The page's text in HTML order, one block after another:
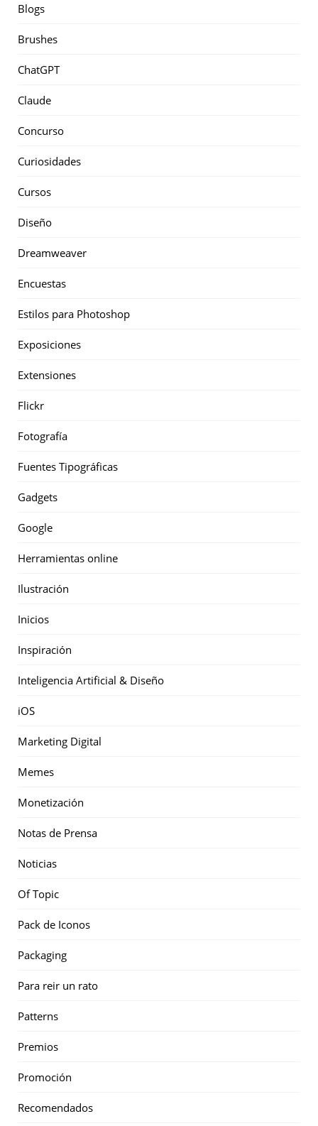
Blogs
Brushes
ChatGPT
Claude
Concurso
Curiosidades
Cursos
Diseño
Dreamweaver
Encuestas
Estilos para Photoshop
Exposiciones
Extensiones
Flickr
Fotografía
Fuentes Tipográficas
Gadgets
Google
Herramientas online
Ilustración
Inicios
Inspiración
Inteligencia Artificial & Diseño
iOS
Marketing Digital
Memes
Monetización
Notas de Prensa
Noticias
Of Topic
Pack de Iconos
Packaging
Para reir un rato
Patterns
Premios
Promoción
Recomendados